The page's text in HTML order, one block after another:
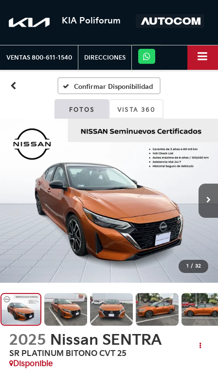
KIA Poliforum
VENTAS 800-611-1540 DIRECCIONES
Confirmar Disponibilidad
FOTOS VISTA 360
1 / 32
2025 Nissan SENTRA
SR PLATINUM BITONO CVT 25
Disponible